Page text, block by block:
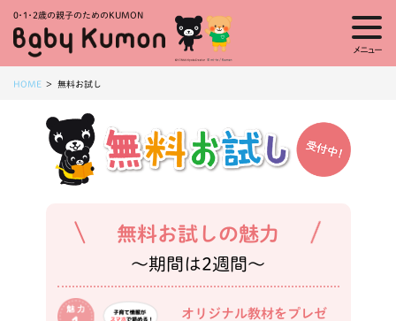
0・1・ 2歳の親子のためのKUMON
メニュー
HOME 無料お試し
無料お試しの魅力
～期間は2週間～
オリジナル教材をプレゼ